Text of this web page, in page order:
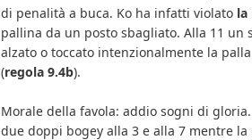
di penalità a buca. Ko ha infatti violato la
pallina da un posto sbagliato. Alla 11 un
alzato o toccato intenzionalmente la
(regola 9.4b).
Morale della favola: addio sogni di
due doppi bogey alla 3 e alla 7 mentre